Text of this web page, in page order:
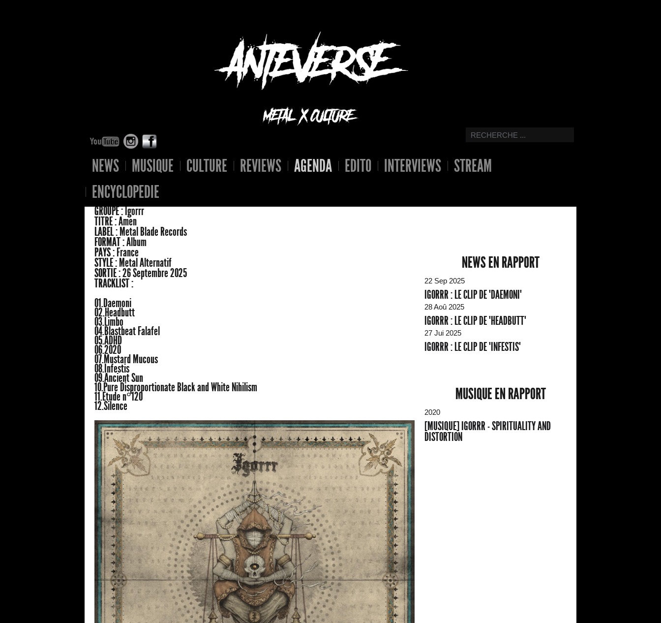
NEWS MUSIQUE CULTURE REVIEWS AGENDA EDITO INTERVIEWS
STREAM
ENCYCLOPEDIE
GROUPE :Igorrr
TITRE :Amen
LABEL : Metal Blade Records
FORMAT :Album
PAYS : France
STYLE : Metal Alternatif
SORTIE :26 Septembre 2025
TRACKLIST :
01.Daemoni
02.Headbutt
03.Limbo
04.Blastbeat Falafel
05.ADHD
06.2020
07.Mustard Mucous
08.Infestis
09.Ancient Sun
10.Pure Disproportionate Black and White Nihilism
11.Étude n°120
12.Silence
NEWS EN RAPPORT
22 Sep 2025
IGORRR : LE CLIP DE "DAEMONI"
28 Aoû 2025
IGORRR : LE CLIP DE "HEADBUTT"
27 Jui 2025
IGORRR : LE CLIP DE "INFESTIS"
MUSIQUE EN RAPPORT
2020
[MUSIQUE] IGORRR - SPIRITUALITY AND
DISTORTION